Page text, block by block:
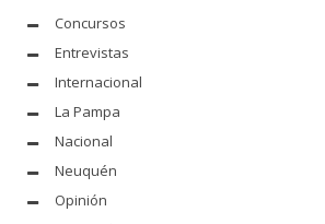
Concursos
Entrevistas
Internacional
La Pampa
Nacional
Neuquén
Opinión